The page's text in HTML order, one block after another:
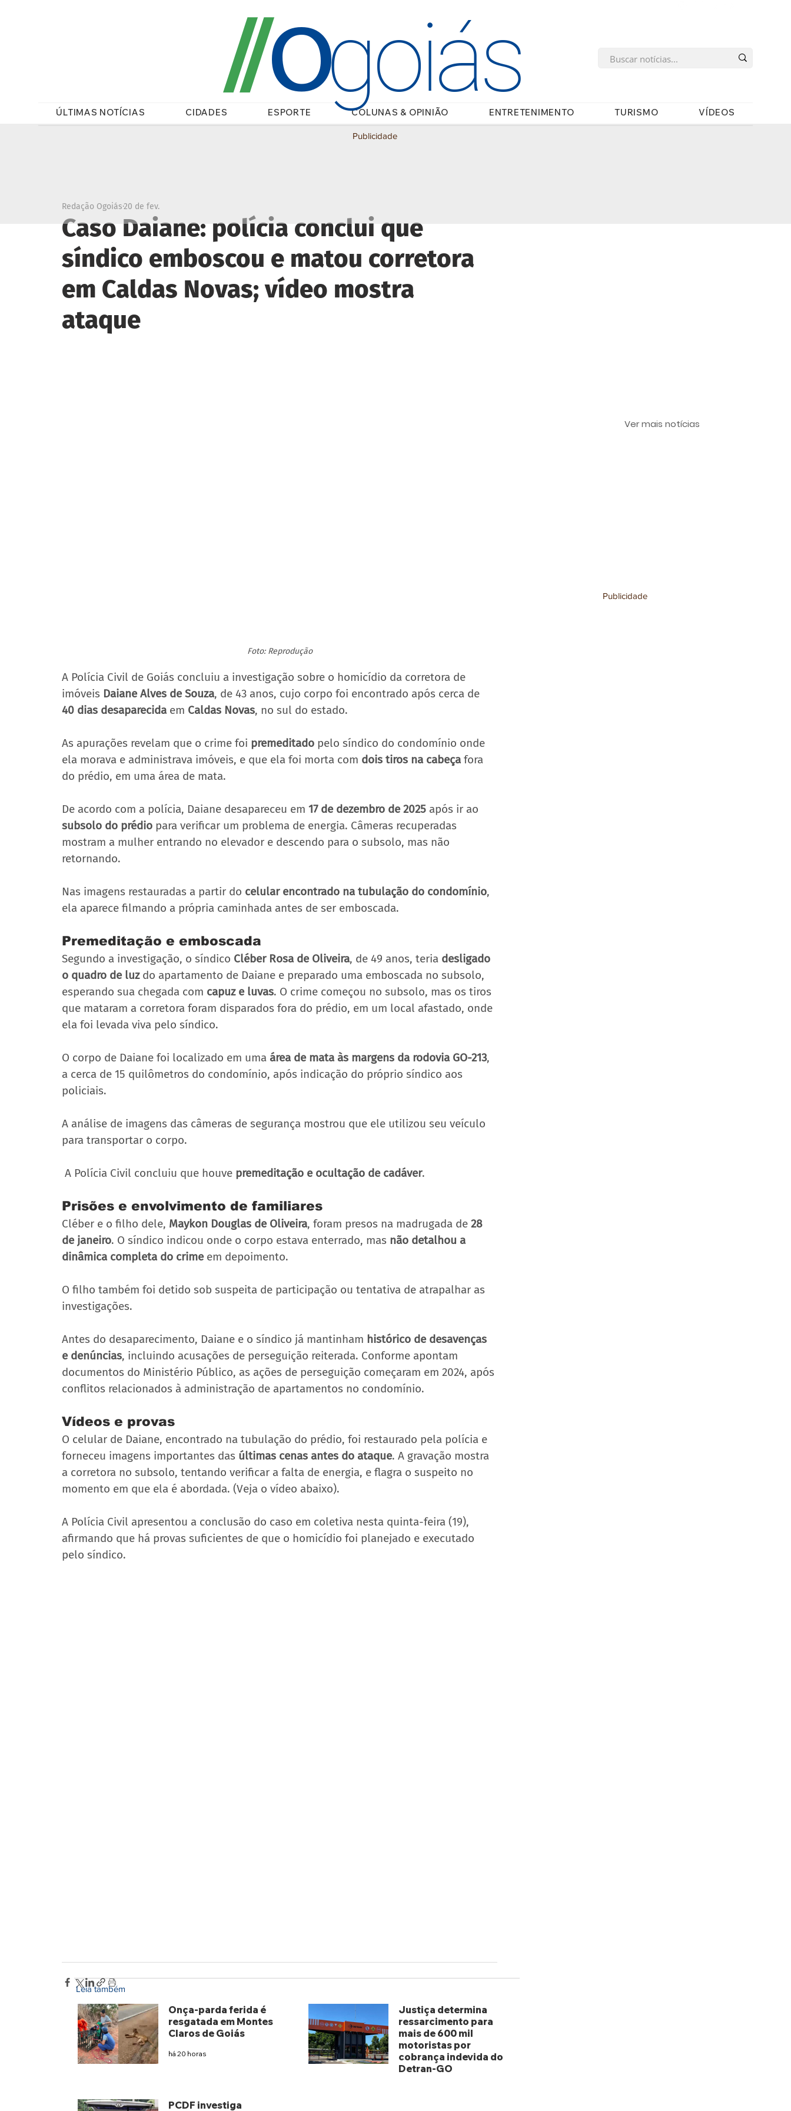
ÚLTIMAS NOTÍCIAS CIDADES ESPORTE COLUNAS & OPINIÃO ENTRETENIMENTO TURISMO VÍDEOS
//Ogoiás
Caso Daiane: polícia conclui que
síndico emboscou e matou corretora
em Caldas Novas; vídeo mostra
ataque
Redação Ogoiás20 de fev.
Foto: Reprodução
A Polícia Civil de Goiás concluiu a investigação sobre o homicídio da corretora de
imóveis Daiane Alves de Souza, de 43 anos, cujo corpo foi encontrado após cerca de
40 dias desaparecida em Caldas Novas, no sul do estado.
As apurações revelam que o crime foi premeditado pelo síndico do condomínio onde
ela morava e administrava imóveis, e que ela foi morta com dois tiros na cabeça fora
do prédio, em uma área de mata.
De acordo com a polícia, Daiane desapareceu em 17 de dezembro de 2025 após ir ao
subsolo do prédio para verificar um problema de energia. Câmeras recuperadas
mostram a mulher entrando no elevador e descendo para o subsolo, mas não
retornando.
Nas imagens restauradas a partir do celular encontrado na tubulação do condomínio,
ela aparece filmando a própria caminhada antes de ser emboscada.
Premeditação e emboscada
Segundo a investigação, o síndico Cléber Rosa de Oliveira, de 49 anos, teria desligado
o quadro de luz do apartamento de Daiane e preparado uma emboscada no subsolo,
esperando sua chegada com capuz e luvas. O crime começou no subsolo, mas os tiros
que mataram a corretora foram disparados fora do prédio, em um local afastado, onde
ela foi levada viva pelo síndico.
O corpo de Daiane foi localizado em uma área de mata às margens da rodovia GO-213,
a cerca de 15 quilômetros do condomínio, após indicação do próprio síndico aos
policiais.
A análise de imagens das câmeras de segurança mostrou que ele utilizou seu veículo
para transportar o corpo.
A Polícia Civil concluiu que houve premeditação e ocultação de cadáver.
Prisões e envolvimento de familiares
Cléber e o filho dele, Maykon Douglas de Oliveira, foram presos na madrugada de 28
de janeiro. O síndico indicou onde o corpo estava enterrado, mas não detalhou a
dinâmica completa do crime em depoimento.
O filho também foi detido sob suspeita de participação ou tentativa de atrapalhar as
investigações.
Antes do desaparecimento, Daiane e o síndico já mantinham histórico de desavenças
e denúncias, incluindo acusações de perseguição reiterada. Conforme apontam
documentos do Ministério Público, as ações de perseguição começaram em 2024, após
conflitos relacionados à administração de apartamentos no condomínio.
Vídeos e provas
O celular de Daiane, encontrado na tubulação do prédio, foi restaurado pela polícia e
forneceu imagens importantes das últimas cenas antes do ataque. A gravação mostra
a corretora no subsolo, tentando verificar a falta de energia, e flagra o suspeito no
momento em que ela é abordada. (Veja o vídeo abaixo).
A Polícia Civil apresentou a conclusão do caso em coletiva nesta quinta-feira (19),
afirmando que há provas suficientes de que o homicídio foi planejado e executado
pelo síndico.
Publicidade
Publicidade
Ver mais notícias
Leia também
Onça-parda ferida é
resgatada em Montes
Claros de Goiás
há 20 horas
Justiça determina
ressarcimento para
mais de 600 mil
motoristas por
cobrança indevida do
Detran-GO
PCDF investiga